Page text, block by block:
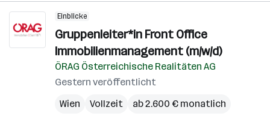
Einblicke
Gruppenleiter*in Front Office
Immobilienmanagement (m/w/d)
ÖRAG Österreichische Realitäten AG
Gestern veröffentlicht
Wien
Vollzeit ab 2.600 € monatlich